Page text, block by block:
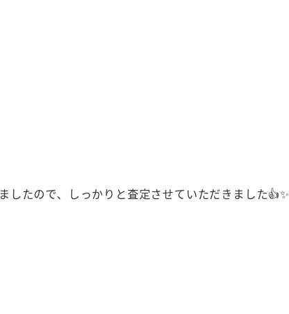
たので、しっかりと査定させていただきました👍✨